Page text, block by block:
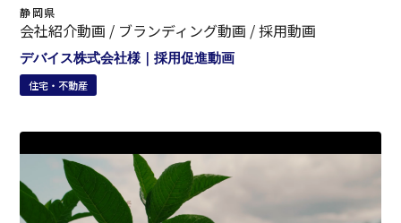
静岡県
会社紹介動画 / ブランディング動画 / 採用動画
デバイス株式会社様｜採用促進動画
住宅・不動産